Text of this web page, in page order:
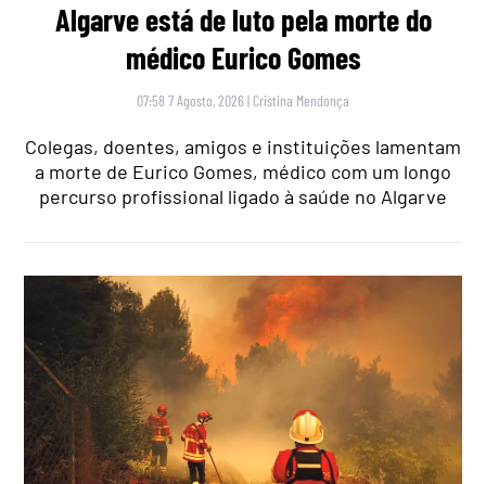
Algarve está de luto pela morte do
médico Eurico Gomes
07:58 7 Agosto, 2026 | Cristina Mendonça
Colegas, doentes, amigos e instituições lamentam
a morte de Eurico Gomes, médico com um longo
percurso profissional ligado à saúde no Algarve